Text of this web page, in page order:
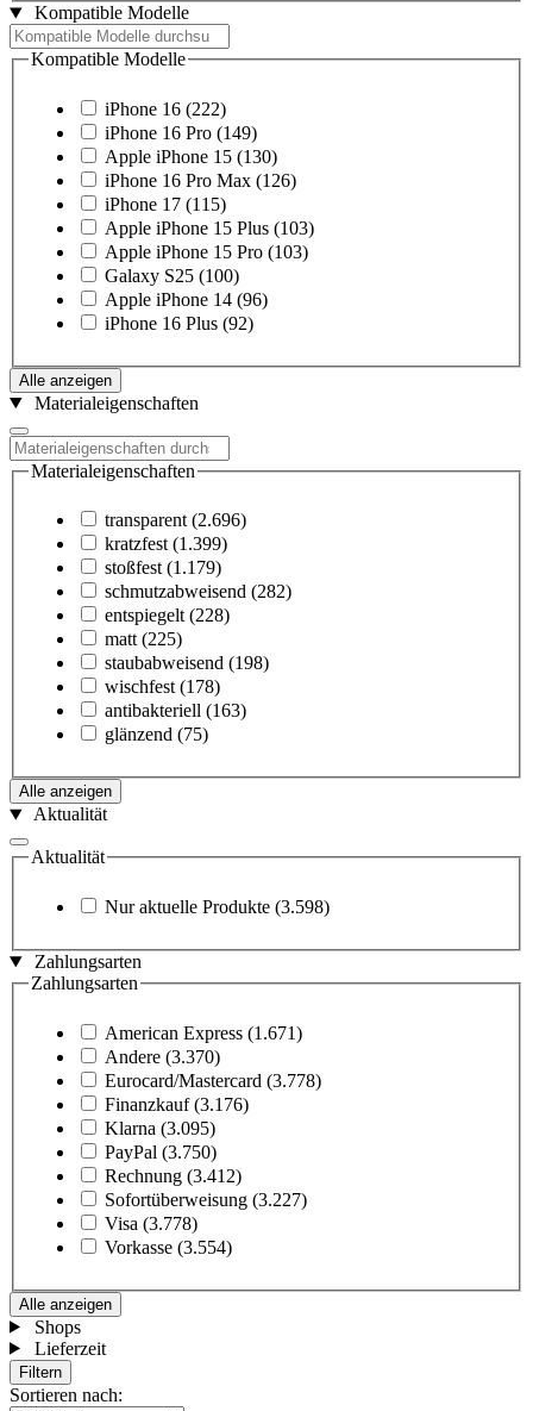
Kompatible Modelle
Kompatible Modelle
iPhone 16 (222)
iPhone 16 Pro (149)
Apple iPhone 15 (130)
iPhone 16 Pro Max (126)
iPhone 17 (115)
Apple iPhone 15 Plus (103)
Apple iPhone 15 Pro (103)
Galaxy S25 (100)
Apple iPhone 14 (96)
iPhone 16 Plus (92)
Alle anzeigen
Materialeigenschaften
Materialeigenschaften
transparent (2.696)
kratzfest (1.399)
stoßfest (1.179)
schmutzabweisend (282)
entspiegelt (228)
matt (225)
staubabweisend (198)
wischfest (178)
antibakteriell (163)
glänzend (75)
Alle anzeigen
Aktualität
Aktualität
Nur aktuelle Produkte (3.598)
Zahlungsarten
Zahlungsarten
American Express (1.671)
Andere (3.370)
Eurocard/Mastercard (3.778)
Finanzkauf (3.176)
Klarna (3.095)
PayPal (3.750)
Rechnung (3.412)
Sofortüberweisung (3.227)
Visa (3.778)
Vorkasse (3.554)
Alle anzeigen
Shops
Lieferzeit
Filtern
Sortieren nach: